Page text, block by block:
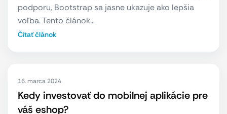
podporu, Bootstrap sa jasne ukazuje ako lepšia
voľba. Tento článok…
Čítať článok
16. marca 2024
Kedy investovať do mobilnej aplikácie pre
váš eshop?